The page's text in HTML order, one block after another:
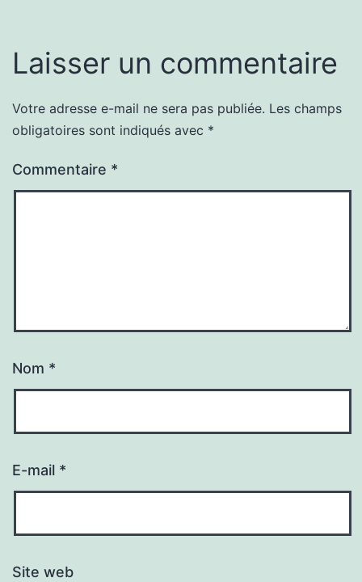
Laisser un commentaire
Votre adresse e-mail ne sera pas publiée. Les champs
obligatoires sont indiqués avec *
Commentaire *
Nom *
E-mail *
Site web